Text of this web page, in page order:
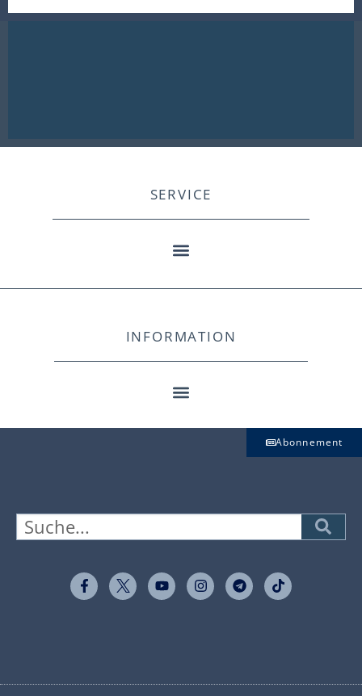
SERVICE
INFORMATION
Abonnement